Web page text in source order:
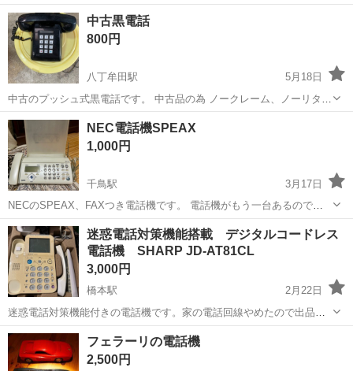
た。 親戚の家を片付ける際、奥の方にしまっているのを見つけ出品し
ました。普通ならば「黒」が一般的なダイアル電話ですが、グレーだ
と堅苦しさがなく、なんとなくかわ...
福岡 北九州市 門司港駅
中古黒電話
800円
八丁牟田駅
5月18日
中古のプッシュ式黒電話です。 中古品の為 ノークレーム、ノーリター
ンでお願いします。
福岡 大川市 八丁牟田駅
NEC電話機SPEAX
1,000円
千鳥駅
3月17日
NECのSPEAX、FAXつき電話機です。 電話機がもう一台あるので使
って頂けると嬉しいです♪ お渡しは画像のモノで全部です。 子機・
箱・取説はございません。 取説はメーカーページにweb取説が掲載さ
れてました↓ htt...
福岡 古賀市 千鳥駅 電話、ＦＡＸ SPEAX
迷惑電話対策機能搭載 デジタルコードレス
電話機 SHARP JD-AT81CL
3,000円
橋本駅
2月22日
迷惑電話対策機能付きの電話機です。家の電話回線やめたので出品し
ます。元箱、取説付きです。 シャープ デジタルコードレス電話機 子
機1台付き 迷惑電話対策機能搭載 あんしんテレフォン JD-AT81CL 自
動通話録音時...
福岡 福岡市 電話、ＦＡＸ
フェラーリの電話機
2,500円